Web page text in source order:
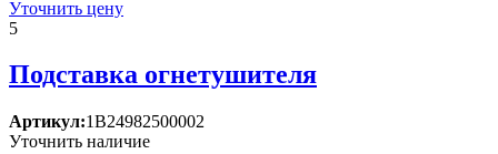
Уточнить цену
5
Подставка огнетушителя
Артикул:1B24982500002
Уточнить наличие